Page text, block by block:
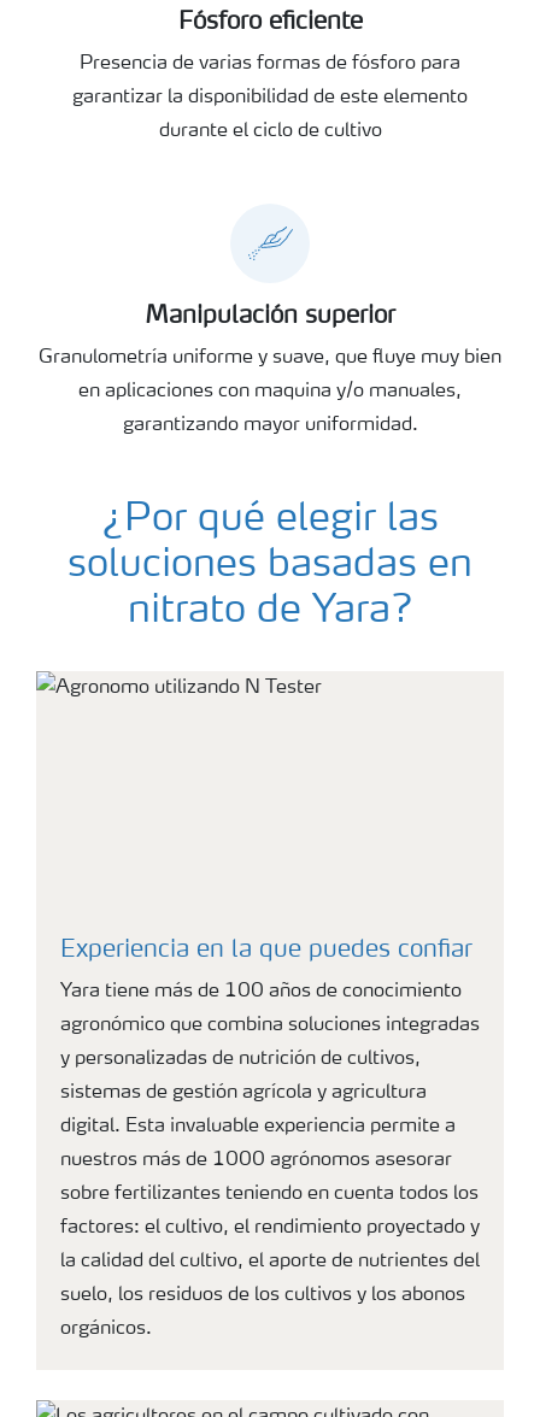
Fósforo eficiente
Presencia de varias formas de fósforo para
garantizar la disponibilidad de este elemento
durante el ciclo de cultivo
Manipulación superior
Granulometría uniforme y suave, que fluye muy bien
en aplicaciones con maquina y/o manuales,
garantizando mayor uniformidad.
¿Por qué elegir las
soluciones basadas en
nitrato de Yara?
Experiencia en la que puedes confiar
Yara tiene más de 100 años de conocimiento
agronómico que combina soluciones integradas
y personalizadas de nutrición de cultivos,
sistemas de gestión agrícola y agricultura
digital. Esta invaluable experiencia permite a
nuestros más de 1000 agrónomos asesorar
sobre fertilizantes teniendo en cuenta todos los
factores: el cultivo, el rendimiento proyectado y
la calidad del cultivo, el aporte de nutrientes del
suelo, los residuos de los cultivos y los abonos
orgánicos.